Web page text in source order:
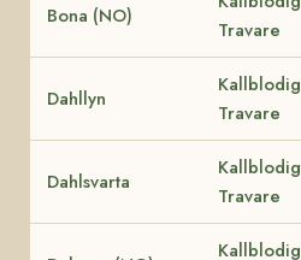
Bona (NO)
Travare
Dahllyn
Kallblodig
Travare
Dahlsvarta
Kallblodig
Travare
Kallblodig